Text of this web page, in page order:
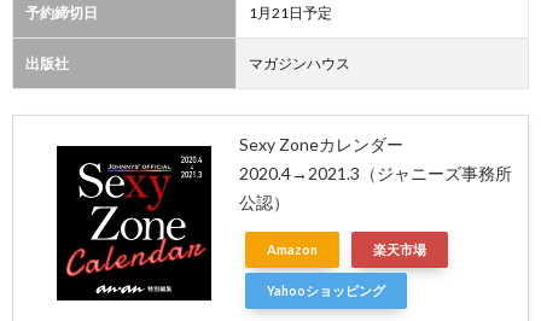
予約締切日 1月21日予定
出版社 マガジンハウス
Sexy Zoneカレンダー
2020.4→2021.3（ジャニーズ事務所
公認）
Amazon 楽天市場
Yahooショッピング